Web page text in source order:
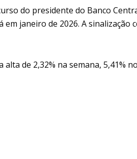
do presidente do Banco
em janeiro de 2026. A sinalização
de 2,32% na semana, 5,41%